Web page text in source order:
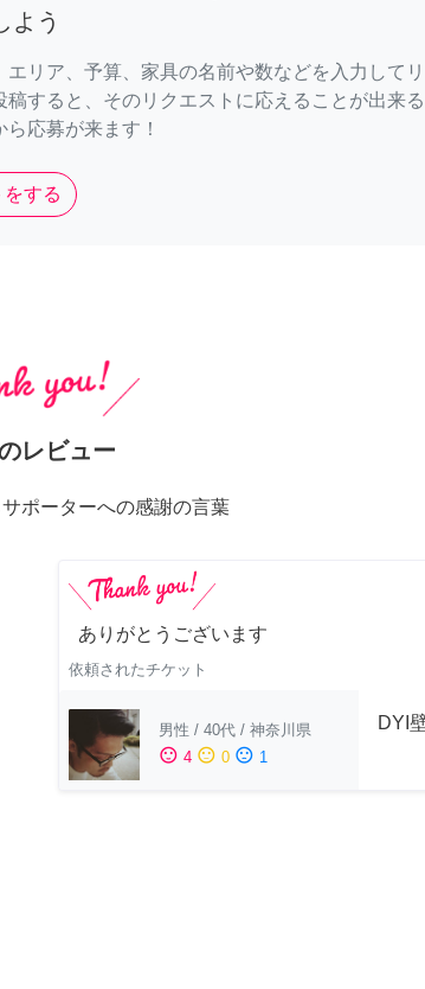
よう
エリア、予算、家具の名前や数などを入力してリ
稿すると、そのリクエストに応えることが出来る
応募が来ます！
をする
レビュー
ポーターへの感謝の言葉
ありがとうございます
依頼されたチケット
男性 / 40代 / 神奈川県
sentiment_satisfied 4 sentiment_neutral 0 sentiment_dissatisfied 1
DYI